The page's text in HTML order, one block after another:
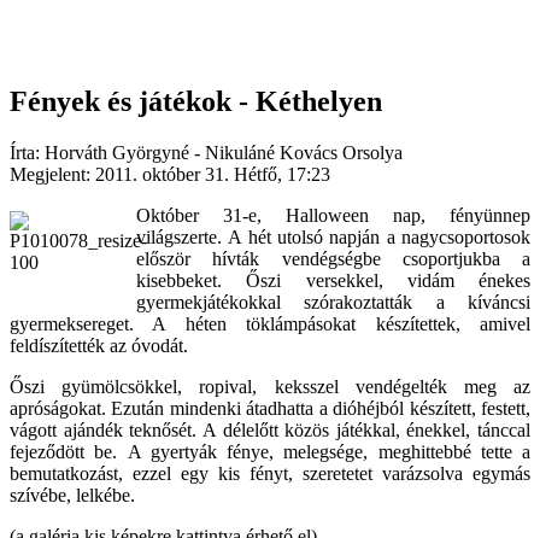
Fények és játékok - Kéthelyen
Írta: Horváth Györgyné - Nikuláné Kovács Orsolya
Megjelent: 2011. október 31. Hétfő, 17:23
Október 31-e, Halloween nap, fényünnep
világszerte. A hét utolsó napján a nagycsoportosok
először hívták vendégségbe csoportjukba a
kisebbeket. Őszi versekkel, vidám énekes
gyermekjátékokkal szórakoztatták a kíváncsi
gyermeksereget. A héten töklámpásokat készítettek, amivel
feldíszítették az óvodát.
Őszi gyümölcsökkel, ropival, keksszel vendégelték meg az
apróságokat. Ezután mindenki átadhatta a dióhéjból készített, festett,
vágott ajándék teknősét. A délelőtt közös játékkal, énekkel, tánccal
fejeződött be. A gyertyák fénye, melegsége, meghittebbé tette a
bemutatkozást, ezzel egy kis fényt, szeretetet varázsolva egymás
szívébe, lelkébe.